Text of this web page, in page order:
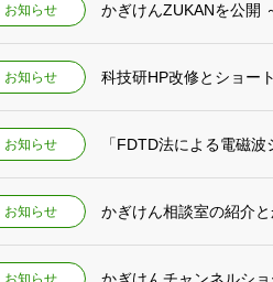
お知らせ かぎけんZUKANを公開
お知らせ 科技研HP改修とショー
お知らせ 「FDTD法による電磁
お知らせ かぎけん相談室の紹介